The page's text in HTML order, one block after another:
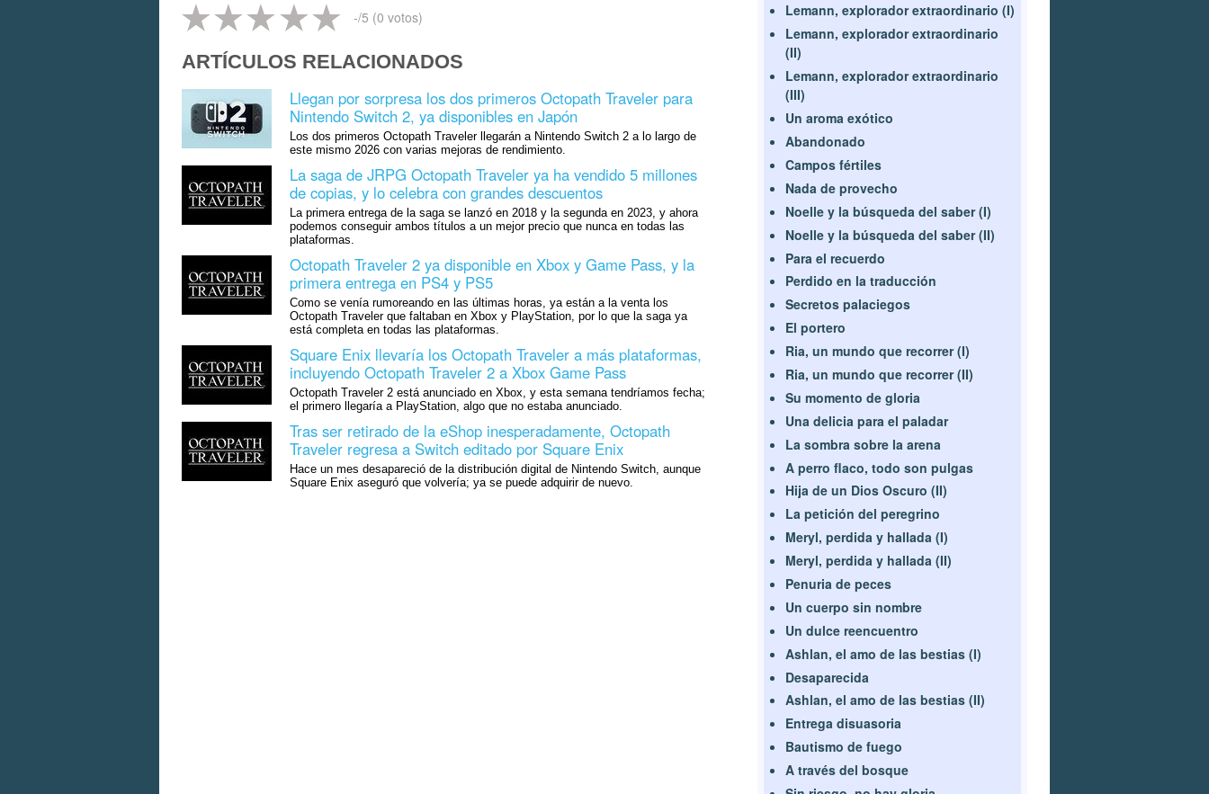
-/5 (0 votos)
ARTÍCULOS RELACIONADOS
Llegan por sorpresa los dos primeros Octopath Traveler para
Nintendo Switch 2, ya disponibles en Japón
Los dos primeros Octopath Traveler llegarán a Nintendo Switch 2 a lo largo de
este mismo 2026 con varias mejoras de rendimiento.
La saga de JRPG Octopath Traveler ya ha vendido 5 millones
de copias, y lo celebra con grandes descuentos
La primera entrega de la saga se lanzó en 2018 y la segunda en 2023, y ahora
podemos conseguir ambos títulos a un mejor precio que nunca en todas las
plataformas.
Octopath Traveler 2 ya disponible en Xbox y Game Pass, y la
primera entrega en PS4 y PS5
Como se venía rumoreando en las últimas horas, ya están a la venta los
Octopath Traveler que faltaban en Xbox y PlayStation, por lo que la saga ya
está completa en todas las plataformas.
Square Enix llevaría los Octopath Traveler a más plataformas,
incluyendo Octopath Traveler 2 a Xbox Game Pass
Octopath Traveler 2 está anunciado en Xbox, y esta semana tendríamos fecha;
el primero llegaría a PlayStation, algo que no estaba anunciado.
Tras ser retirado de la eShop inesperadamente, Octopath
Traveler regresa a Switch editado por Square Enix
Hace un mes desapareció de la distribución digital de Nintendo Switch, aunque
Square Enix aseguró que volvería; ya se puede adquirir de nuevo.
Lemann, explorador extraordinario (I)
Lemann, explorador extraordinario
(II)
Lemann, explorador extraordinario
(III)
Un aroma exótico
Abandonado
Campos fértiles
Nada de provecho
Noelle y la búsqueda del saber (I)
Noelle y la búsqueda del saber (II)
Para el recuerdo
Perdido en la traducción
Secretos palaciegos
El portero
Ria, un mundo que recorrer (I)
Ria, un mundo que recorrer (II)
Su momento de gloria
Una delicia para el paladar
La sombra sobre la arena
A perro flaco, todo son pulgas
Hija de un Dios Oscuro (II)
La petición del peregrino
Meryl, perdida y hallada (I)
Meryl, perdida y hallada (II)
Penuria de peces
Un cuerpo sin nombre
Un dulce reencuentro
Ashlan, el amo de las bestias (I)
Desaparecida
Ashlan, el amo de las bestias (II)
Entrega disuasoria
Bautismo de fuego
A través del bosque